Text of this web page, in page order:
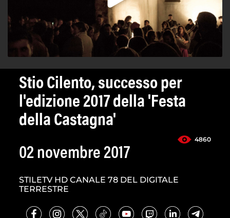
Stio Cilento, successo per
l'edizione 2017 della 'Festa
della Castagna'
4860
02 novembre 2017
STILETV HD CANALE 78 DEL DIGITALE
TERRESTRE